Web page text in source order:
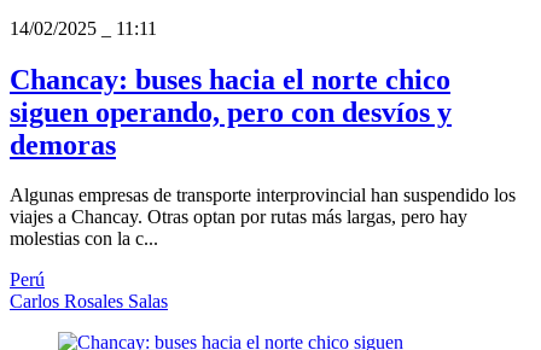
14/02/2025
11:11
Chancay: buses hacia el norte chico
siguen operando, pero con desvíos y
demoras
Algunas empresas de transporte interprovincial han suspendido los
viajes a Chancay. Otras optan por rutas más largas, pero hay
molestias con la c...
Perú
Carlos Rosales Salas